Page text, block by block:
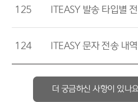
125 ITEASY 발송 타입별
124 ITEASY 문자 전송 내
더 궁금하신 사항이 있나